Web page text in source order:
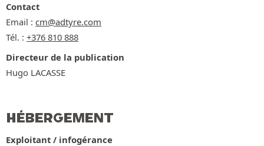
Contact
Email : cm@adtyre.com
Tél. : +376 810 888
Directeur de la publication
Hugo LACASSE
HÉBERGEMENT
Exploitant / infogérance